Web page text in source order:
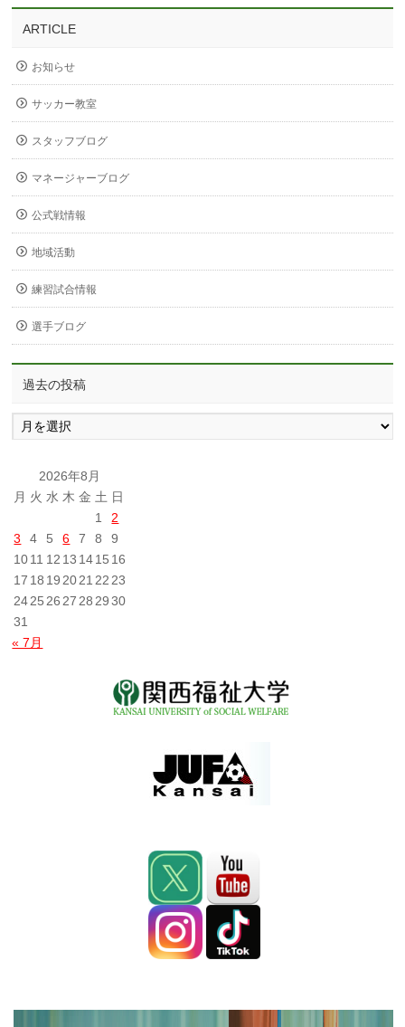
ARTICLE
お知らせ
サッカー教室
スタッフブログ
マネージャーブログ
公式戦情報
地域活動
練習試合情報
選手ブログ
過去の投稿
過
去
稿
2026年8月
月 火 水 木 金 土 日
1
2
3
4 5 6 7 8
9
1011 12 13 1415 16
17 18 19 2021 22 23
2425 26 27 28 29 30
31
« 7月